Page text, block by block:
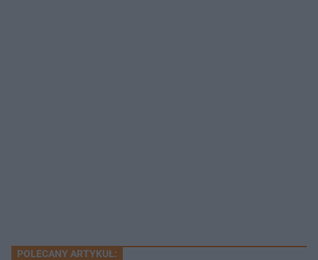
POLECANY ARTYKUŁ: